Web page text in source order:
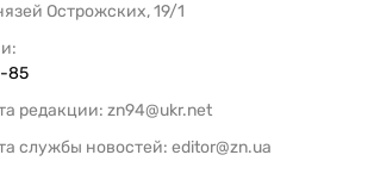
Острожских, 19/1
85
редакции: zn94@ukr.net
службы новостей: editor@zn.ua